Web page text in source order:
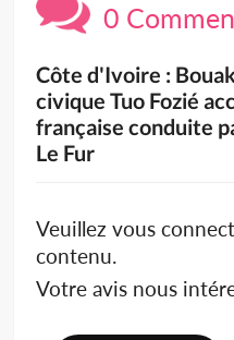
0
Côte d'Ivoire :
civique Tuo Fozié
française conduite
Le Fur
Veuillez vous
contenu.
Votre avis nous